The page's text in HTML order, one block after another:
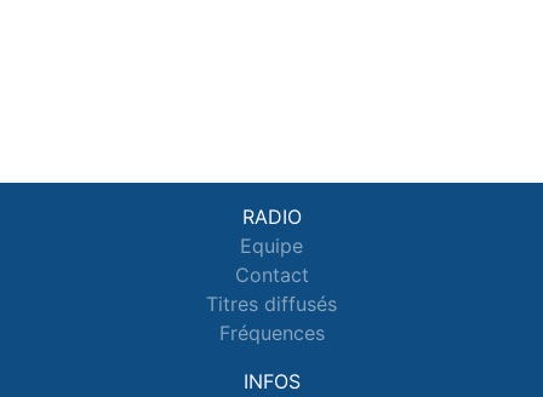
RADIO
Equipe
Contact
Titres diffusés
Fréquences
INFOS